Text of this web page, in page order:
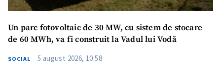
Un parc fotovoltaic de 30 MW, cu sistem de stocare
de 60 MWh, va fi construit la Vadul lui Vodă
SOCIAL 5 august 2026, 10:58